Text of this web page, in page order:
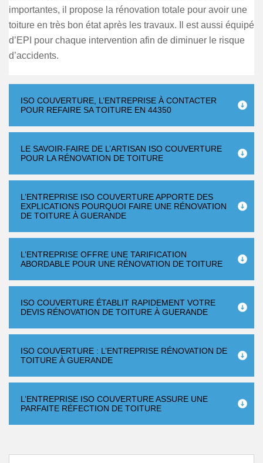
importantes, il propose la rénovation totale pour avoir une
toiture en très bon état après les travaux. Il est aussi équipé
d’EPI pour chaque intervention afin de diminuer le risque
d’accidents.
ISO COUVERTURE, L’ENTREPRISE À CONTACTER
POUR REFAIRE SA TOITURE EN 44350
LE SAVOIR-FAIRE DE L’ARTISAN ISO COUVERTURE
POUR LA RÉNOVATION DE TOITURE
L’ENTREPRISE ISO COUVERTURE APPORTE DES
EXPLICATIONS POURQUOI FAIRE UNE RÉNOVATION
DE TOITURE À GUERANDE
L’ENTREPRISE OFFRE UNE TARIFICATION
ABORDABLE POUR UNE RÉNOVATION DE TOITURE
ISO COUVERTURE ÉTABLIT RAPIDEMENT VOTRE
DEVIS RÉNOVATION DE TOITURE À GUERANDE
ISO COUVERTURE : L’ENTREPRISE RÉNOVATION DE
TOITURE À GUERANDE
L’ENTREPRISE ISO COUVERTURE ASSURE UNE
PARFAITE RÉFECTION DE TOITURE